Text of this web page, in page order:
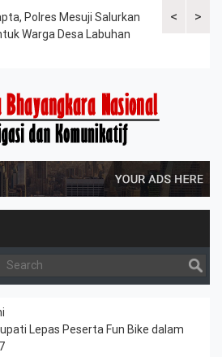
<
Polres Mesuji Salurkan
Warga Desa Labuhan
Polres>
Lepas Peserta Fun Bike dalam